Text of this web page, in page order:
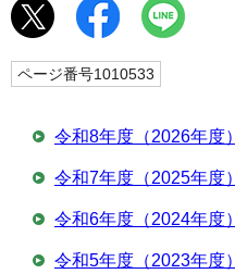
ページ番号1010533
令和8年度（2026年度）
令和7年度（2025年度）
令和6年度（2024年度）
令和5年度（2023年度）